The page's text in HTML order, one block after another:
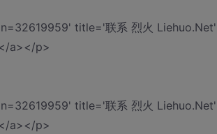
title='联系 烈火
a></p>
title='联系 烈火
a></p>